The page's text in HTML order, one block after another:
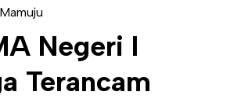
Perizinan Air Tanah melalui Aplikasi SAPO
Kecewa Kapolresta Absen, APPK Mamuju
Soroti Kejanggalan Kasus Tambang Emas Ilegal
Mamuju
Negeri I
Terancam